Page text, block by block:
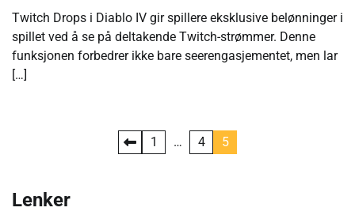
Twitch Drops i Diablo IV gir spillere eksklusive belønninger i
spillet ved å se på deltakende Twitch-strømmer. Denne
funksjonen forbedrer ikke bare seerengasjementet, men lar
[…]
1 … 4 5
Lenker